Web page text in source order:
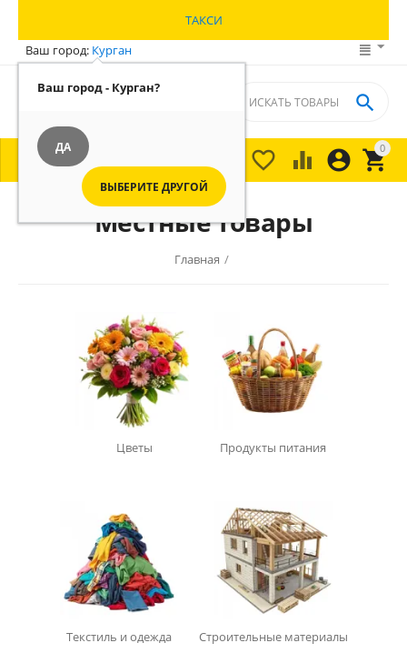
ТАКСИ
Ваш город: Курган
Ваш город - Курган?
ДА
ВЫБЕРИТЕ ДРУГОЙ
0


 

 МЕНЮ
Местные товары
Главная /
Цветы Продукты питания
Текстиль и одежда Строительные материалы